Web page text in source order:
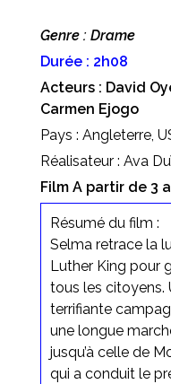
Genre : Drame
Durée : 2h08
Acteurs : David
Carmen Ejogo
Pays : Angleterre,
Réalisateur : Ava
Film A partir de 3
Résumé du film :
Selma retrace la
Luther King pour
tous les citoyens.
terrifiante
une longue
jusqu’à celle de
qui a conduit le